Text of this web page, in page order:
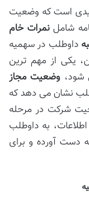
است که وضعیت
شاملنمرات خام
داوطلب در سهمیه
یکی از مهم ترین
شود، وضعیت مجاز
نشان می دهد که
شرکت در مرحله
به داوطلب
دست آورده و برای